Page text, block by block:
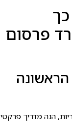
פרסום
הנה מדריך פרקטי